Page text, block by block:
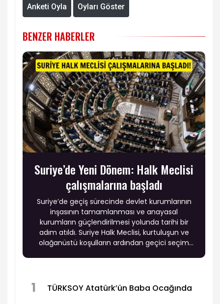
Anketi Oyla Oyları Göster
BENZER HABERLER
Suriye’de Yeni Dönem: Halk Meclisi
çalışmalarına başladı
Suriye’de geçiş sürecinde devlet kurumlarının
inşasının tamamlanması ve anayasal
kurumların güçlendirilmesi yolunda tarihi bir
adım atıldı. Suriye Halk Meclisi, kurtuluşun ve
olağanüstü koşulların ardından geçici seçim
1 TÜRKSOY Atatürk’ün Baba Ocağında